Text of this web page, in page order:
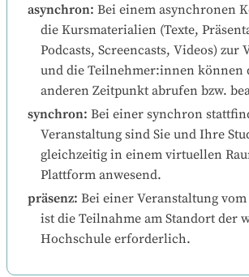
asynchron: Bei einem asynchronen
die Kursmaterialien (Texte,
Podcasts, Screencasts, Videos) zur
und die Teilnehmer:innen können
anderen Zeitpunkt abrufen bzw.
synchron: Bei einer synchron
Veranstaltung sind Sie und Ihre
gleichzeitig in einem virtuellen
Plattform anwesend.
präsenz: Bei einer Veranstaltung vom
ist die Teilnahme am Standort der
Hochschule erforderlich.